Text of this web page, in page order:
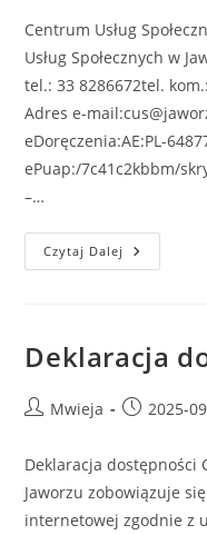
Centrum Usług
Usług Społecznych w
tel.: 33 8286672tel.
Adres e-
eDoręczenia:AE:PL-
ePuap:/7c41c2kbbm/
–…
Czytaj Dalej
Deklaracja
Mwieja 2025-
Deklaracja dostępności
Jaworzu zobowiązuje
internetowej zgodnie z